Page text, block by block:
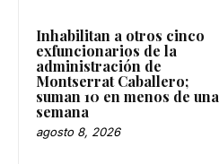
Inhabilitan a otros cinco
exfuncionarios de la
administración de
Montserrat Caballero;
suman 10 en menos de una
semana
agosto 8, 2026